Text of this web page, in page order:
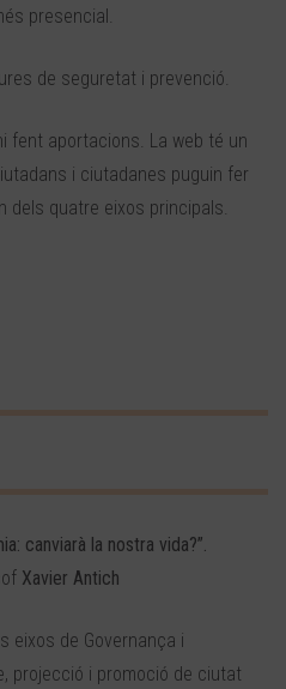
presencial.
de seguretat i prevenció.
fent aportacions. La web té un
i ciutadanes puguin fer
dels quatre eixos principals.
canviarà la nostra vida?”.
Xavier Antich
eixos de Governança i
projecció i promoció de ciutat